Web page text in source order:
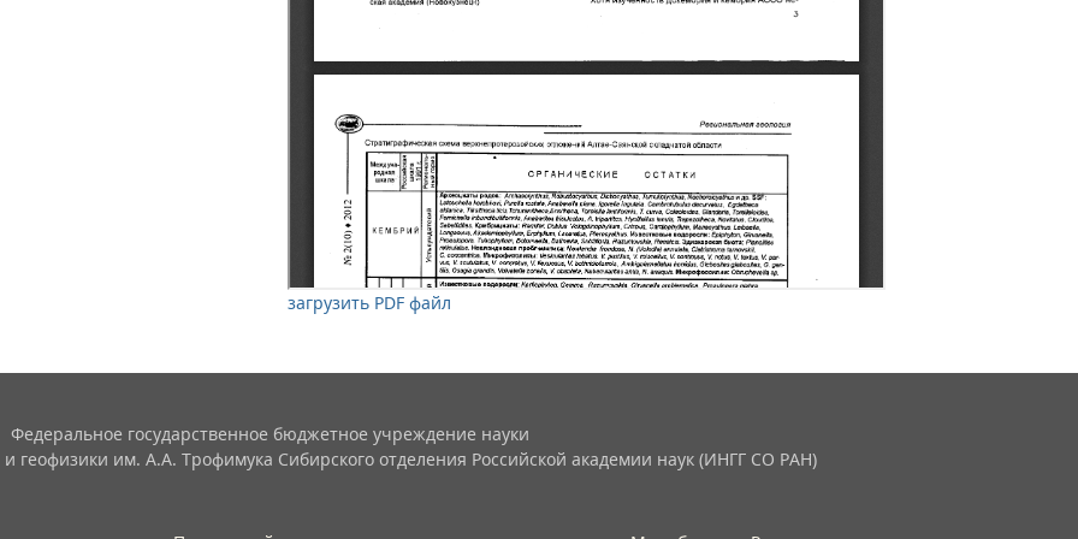
загрузить PDF файл
Федеральное государственное бюджетное учреждение науки
и геофизики им. А.А. Трофимука Сибирского отделения Российской академии наук (ИНГГ СО РАН)